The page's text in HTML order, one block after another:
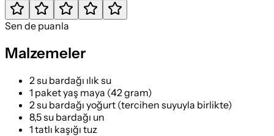
Sen de puanla
Malzemeler
2 su bardağı ılık su
1 paket yaş maya (42 gram)
2 su bardağı yoğurt (tercihen suyuyla birlikte)
8,5 su bardağı un
1 tatlı kaşığı tuz